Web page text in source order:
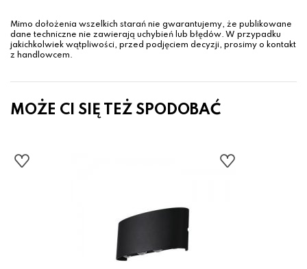
Mimo dołożenia wszelkich starań nie gwarantujemy, że publikowane
dane techniczne nie zawierają uchybień lub błędów. W przypadku
jakichkolwiek wątpliwości, przed podjęciem decyzji, prosimy o kontakt
z handlowcem.
MOŻE CI SIĘ TEŻ SPODOBAĆ